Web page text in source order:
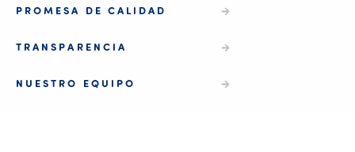
PROMESA DE CALIDAD
TRANSPARENCIA
NUESTRO EQUIPO